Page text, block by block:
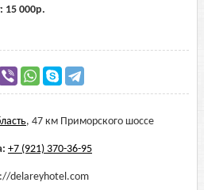
15 000р.
, 47 км Приморского шоссе
+7 (921) 370-36-95
delareyhotel.com